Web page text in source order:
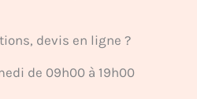
devis en ligne ?
de 09h00 à 19h00